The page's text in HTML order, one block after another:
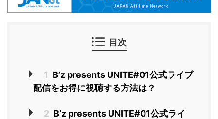
目次
1 B’z presents UNITE#01公式ライブ
配信をお得に視聴する方法は？
2 B’z presents UNITE#01公式ライ